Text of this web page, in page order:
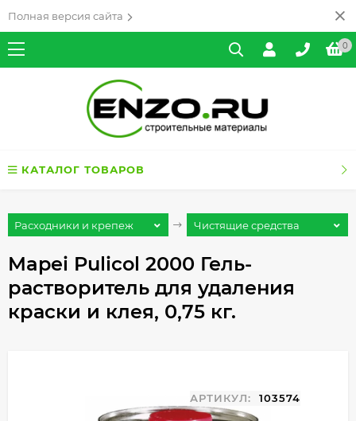
Полная версия сайта
0
КАТАЛОГ ТОВАРОВ
Расходники и крепеж Чистящие средства
Mapei Pulicol 2000 Гель-
растворитель для удаления
краски и клея, 0,75 кг.
АРТИКУЛ: 103574